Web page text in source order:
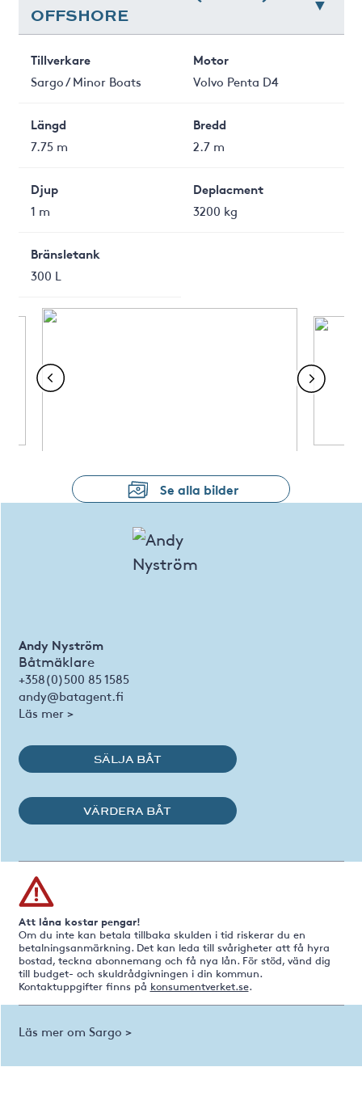
OFFSHORE
Tillverkare
Sargo / Minor Boats
Motor
Volvo Penta D4
Längd
7.75 m
Bredd
2.7 m
Djup
1 m
Deplacment
3200 kg
Bränsletank
300 L
Se alla bilder
Andy Nyström
Båtmäklare
+358(0)500 85 1585
andy@batagent.fi
Läs mer >
SÄLJA BÅT
VÄRDERA BÅT
Att låna kostar pengar!
Om du inte kan betala tillbaka skulden i tid riskerar du en
betalningsanmärkning. Det kan leda till svårigheter att få hyra
bostad, teckna abonnemang och få nya lån. För stöd, vänd dig
till budget- och skuldrådgivningen i din kommun.
Kontaktuppgifter finns på konsumentverket.se.
Läs mer om Sargo >